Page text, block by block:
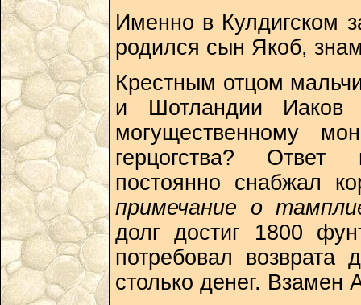
Именно в Кулдигском
родился сын Якоб,
Крестным отцом
и Шотландии Иаков
могущественному
герцогства? Ответ
постоянно снабжал
примечание о
долг достиг 1800
потребовал возврата
столько денег. Взамен